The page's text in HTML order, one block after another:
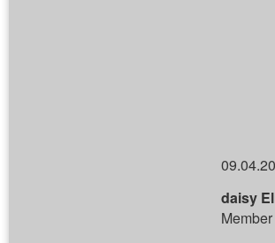
daisy
Member